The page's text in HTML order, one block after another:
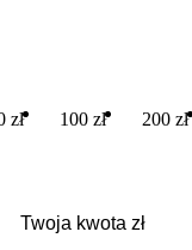
zł 100 zł 200 zł